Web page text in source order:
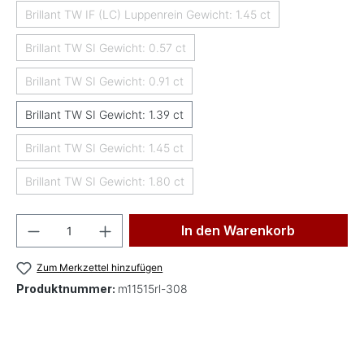
Brillant TW IF (LC) Luppenrein Gewicht: 1.45 ct
(Diese Option ist zurzeit nicht verfügbar.)
Brillant TW SI Gewicht: 0.57 ct(Diese Option ist zurzeit nicht verfügbar.)
Brillant TW SI Gewicht: 0.91 ct(Diese Option ist zurzeit nicht verfügbar.)
Brillant TW SI Gewicht: 1.39 ct
Brillant TW SI Gewicht: 1.45 ct(Diese Option ist zurzeit nicht verfügbar.)
Brillant TW SI Gewicht: 1.80 ct(Diese Option ist zurzeit nicht verfügbar.)
Produkt Anzahl: Gib den gewünschten
In den Warenkorb
Zum Merkzettel hinzufügen
Produktnummer: m11515rl-308